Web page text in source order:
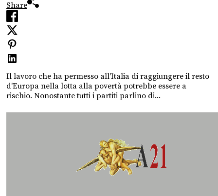
Share
Il lavoro che ha permesso all'Italia di raggiungere il resto
d'Europa nella lotta alla povertà potrebbe essere a
rischio. Nonostante tutti i partiti parlino di...